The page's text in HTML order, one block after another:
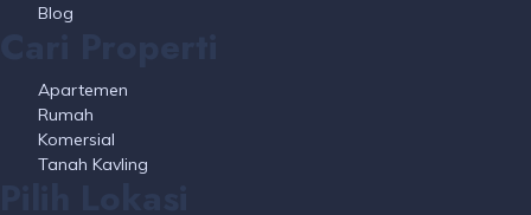
Blog
Apartemen
Rumah
Komersial
Tanah Kavling